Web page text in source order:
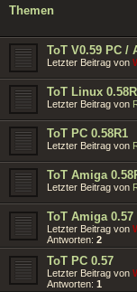
Themen
ToT V0.59 PC /
Letzter Beitrag von
ToT Linux
Letzter Beitrag von
ToT PC 0.58R1
Letzter Beitrag von
ToT Amiga
Letzter Beitrag von
ToT Amiga 0.57
Letzter Beitrag von
Antworten: 2
ToT PC 0.57
Letzter Beitrag von
Antworten: 1